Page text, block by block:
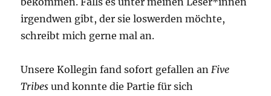
irgendwen gibt, der sie loswerden möchte,
schreibt mich gerne mal an.
Unsere Kollegin fand sofort gefallen an Five
Tribes und konnte die Partie für sich